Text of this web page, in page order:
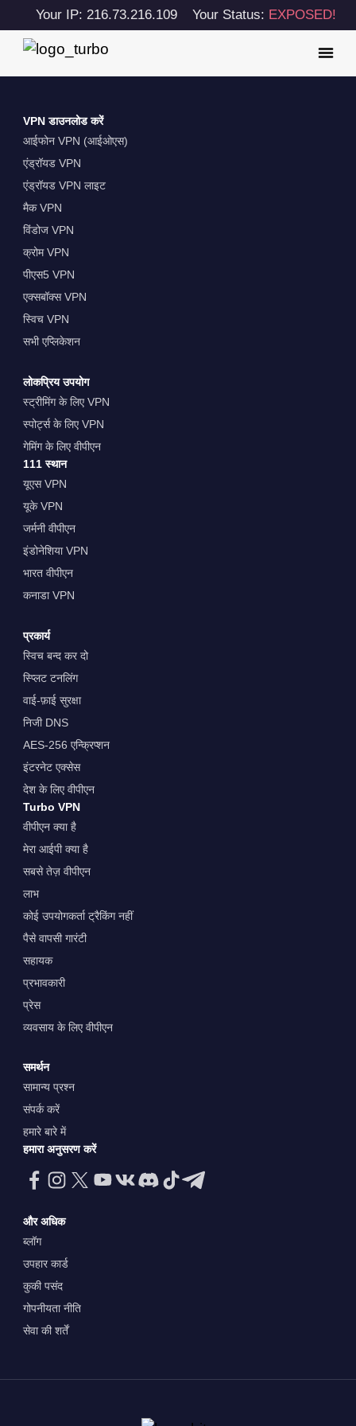
Your IP: 216.73.216.109 Your Status: EXPOSED!
VPN डाउनलोड करें
आईफोन VPN (आईओएस)
एंड्रॉयड VPN
एंड्रॉयड VPN लाइट
मैक VPN
विंडोज VPN
क्रोम VPN
पीएस5 VPN
एक्सबॉक्स VPN
स्विच VPN
सभी एप्लिकेशन
लोकप्रिय उपयोग
स्ट्रीमिंग के लिए VPN
स्पोर्ट्स के लिए VPN
गेमिंग के लिए वीपीएन
111 स्थान
यूएस VPN
यूके VPN
जर्मनी वीपीएन
इंडोनेशिया VPN
भारत वीपीएन
कनाडा VPN
प्रकार्य
स्विच बन्द कर दो
स्प्लिट टनलिंग
वाई-फ़ाई सुरक्षा
निजी DNS
AES-256 एन्क्रिप्शन
इंटरनेट एक्सेस
देश के लिए वीपीएन
Turbo VPN
वीपीएन क्या है
मेरा आईपी क्या है
सबसे तेज़ वीपीएन
लाभ
कोई उपयोगकर्ता ट्रैकिंग नहीं
पैसे वापसी गारंटी
सहायक
प्रभावकारी
प्रेस
व्यवसाय के लिए वीपीएन
समर्थन
सामान्य प्रश्न
संपर्क करें
हमारे बारे में
हमारा अनुसरण करें
और अधिक
ब्लॉग
उपहार कार्ड
कुकी पसंद
गोपनीयता नीति
सेवा की शर्तें